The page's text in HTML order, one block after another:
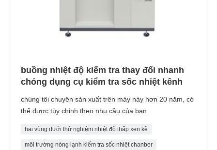
buồng nhiệt độ kiểm tra thay đổi nhanh
chóng dụng cụ kiểm tra sốc nhiệt kênh
chúng tôi chuyên sản xuất trên máy này hơn 20 năm, có
thể được tùy chỉnh theo nhu cầu của bạn
hai vùng dưới thử nghiệm nhiệt độ thấp xen kẽ
môi trường nóng lạnh kiểm tra sốc nhiệt chanber